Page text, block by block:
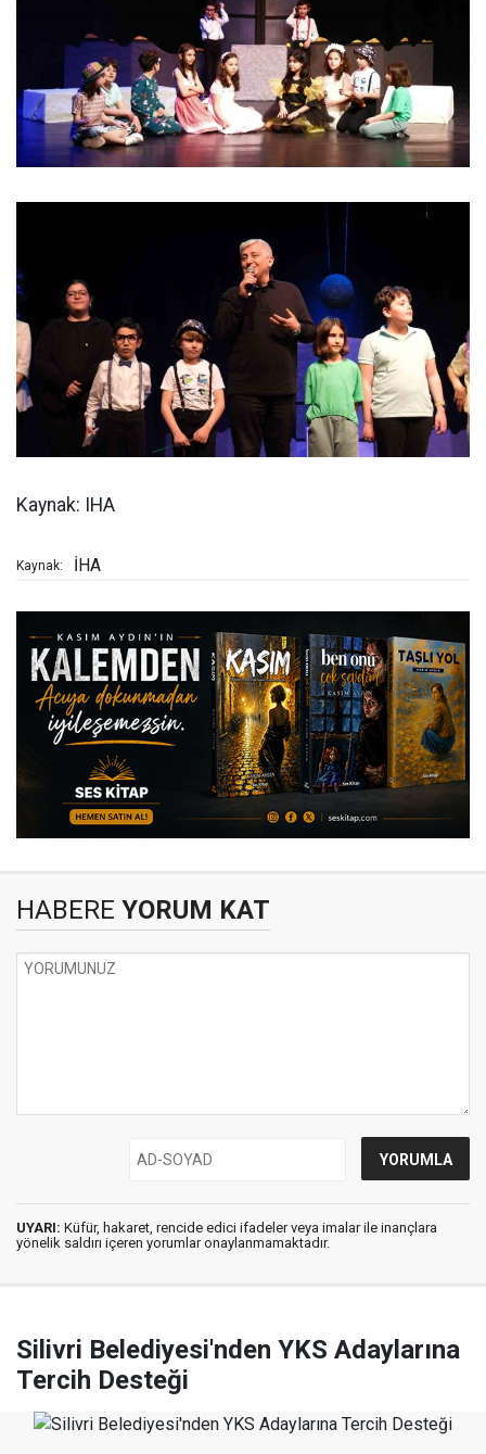
Kaynak: IHA
Kaynak: İHA
HABERE YORUM KAT
UYARI: Küfür, hakaret, rencide edici ifadeler veya imalar ile inançlara
yönelik saldırı içeren yorumlar onaylanmamaktadır.
Silivri Belediyesi'nden YKS Adaylarına
Tercih Desteği